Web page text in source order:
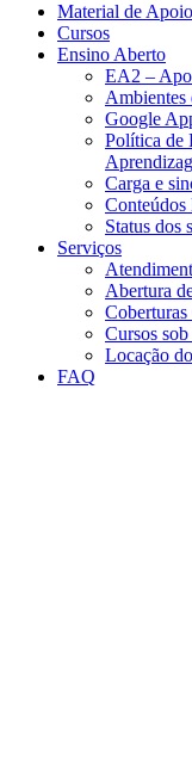
Material de Apoio
Cursos
Ensino Aberto
EA2 –
Ambientes
Google
Política de
Carga e
Conteúdos
Status dos
Serviços
Abertura
Cursos
Locação
FAQ